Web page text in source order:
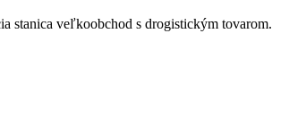
stanica veľkoobchod s drogistickým tovarom.